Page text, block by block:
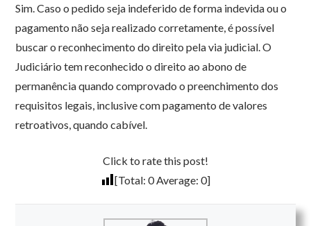
Sim. Caso o pedido seja indeferido de forma indevida ou o
pagamento não seja realizado corretamente, é possível
buscar o reconhecimento do direito pela via judicial. O
Judiciário tem reconhecido o direito ao abono de
permanência quando comprovado o preenchimento dos
requisitos legais, inclusive com pagamento de valores
retroativos, quando cabível.
Click to rate this post!
[Total: 0Average: 0]